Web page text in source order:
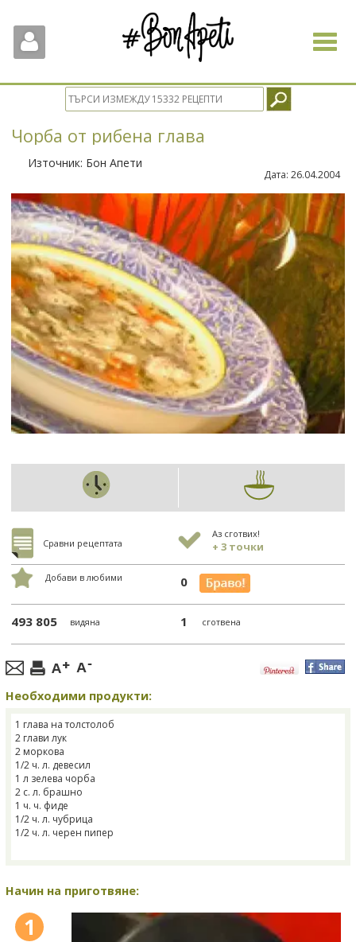
Toggle
Чорба от рибена глава
Източник: Бон Апети
Дата: 26.04.2004
Сравни рецептата
Аз сготвих!
+ 3 точки
Добави в любими 0
493 805 видяна 1 сготвена
Необходими продукти:
1 глава на толстолоб
2 глави лук
2 моркова
1/2 ч. л. девесил
1 л зелева чорба
2 с. л. брашно
1 ч. ч. фиде
1/2 ч. л. чубрица
1/2 ч. л. черен пипер
Начин на приготвяне:
1